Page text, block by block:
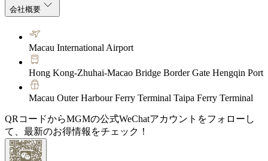
会社概要
Macau International Airport
Hong Kong-Zhuhai-Macao Bridge Border Gate Hengqin Port
Macau Outer Harbour Ferry Terminal Taipa Ferry Terminal
QRコードからMGMの公式WeChatアカウントをフォローし
て、最新のお得情報をチェック！